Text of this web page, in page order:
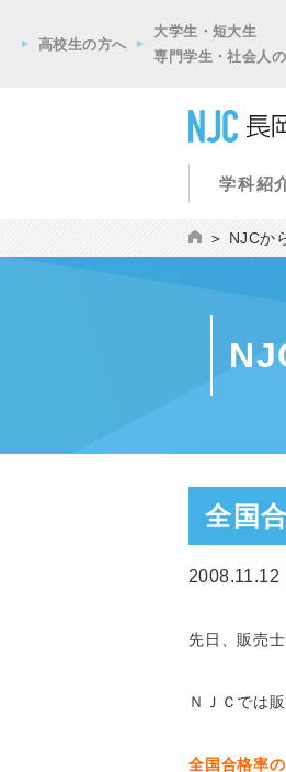
高校生の方へ
大学生・短大生
専門学生・社会人
学科紹
NJCか
全国
2008.11.12
先日、販売
ＮＪＣでは
全国合格率